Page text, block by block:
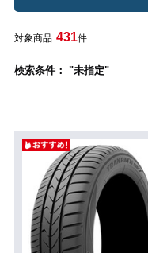
対象商品 431件
検索条件： "未指定"